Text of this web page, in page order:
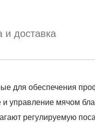
и доставка
для обеспечения
управление мячом
регулируемую